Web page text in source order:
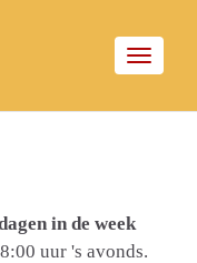
T
g
a
in de week
uur 's avonds.